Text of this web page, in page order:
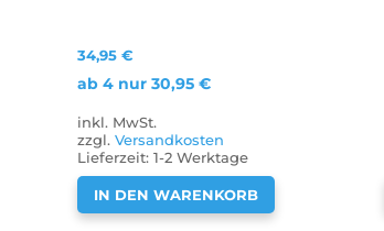
34,95€
ab 4 nur30,95€
inkl. MwSt.
zzgl.Versandkosten
Lieferzeit:1-2 Werktage
IN DEN WARENKORB